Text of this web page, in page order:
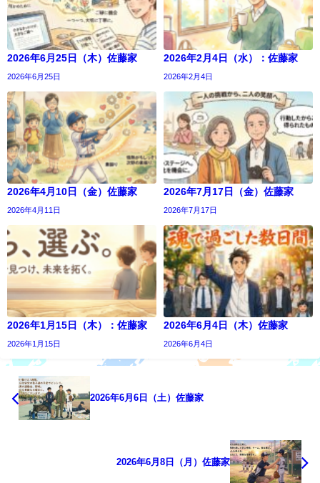
2026年6月25日（木）佐藤家
2026年6月25日
2026年2月4日（水）：佐藤家
2026年2月4日
2026年4月10日（金）佐藤家
2026年4月11日
2026年7月17日（金）佐藤家
2026年7月17日
2026年1月15日（木）：佐藤家
2026年1月15日
2026年6月4日（木）佐藤家
2026年6月4日
2026年6月6日（土）佐藤家
2026年6月8日（月）佐藤家